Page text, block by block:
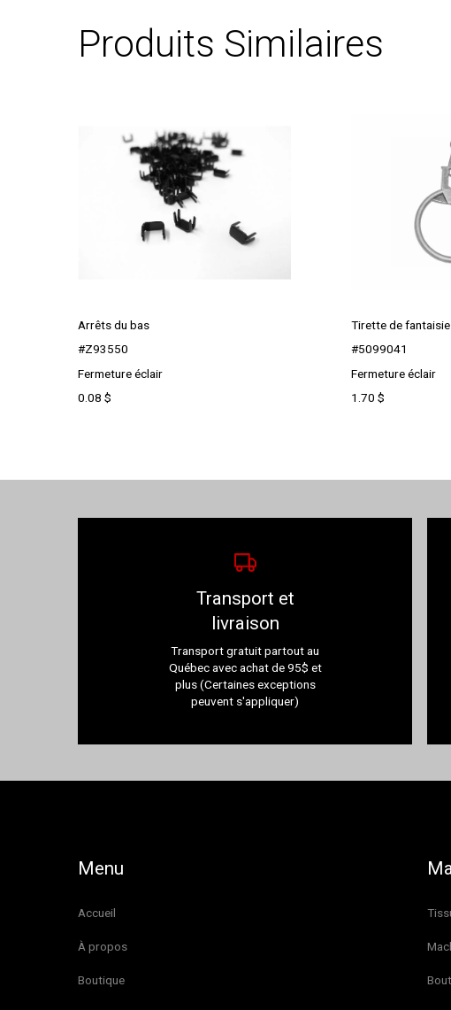
Produits Similaires
Arrêts du bas
#Z93550
Fermeture éclair
0.08$
Tirette de fantaisie
#5099041
Fermeture éclair
1.70$
Transport et
livraison
Transport gratuit partout au
Québec avec achat de 95$ et
plus (Certaines exceptions
peuvent s'appliquer)
Menu
Accueil
À propos
Boutique